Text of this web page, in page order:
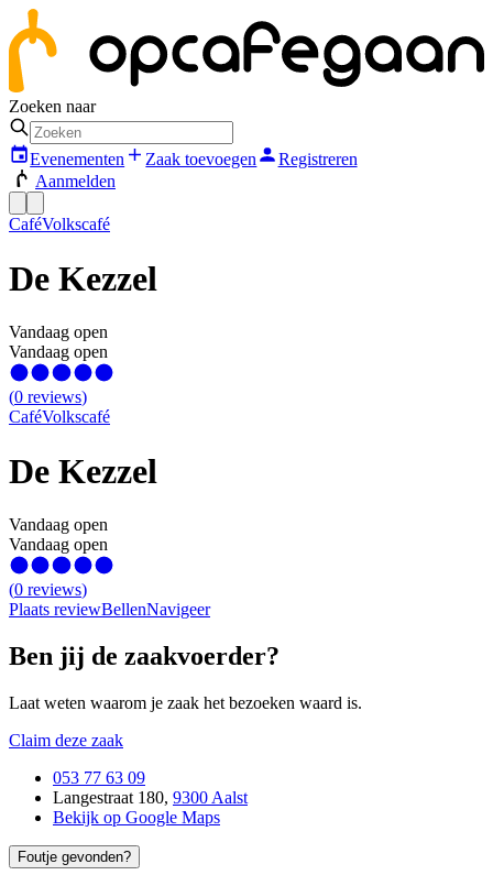
Zoeken naar
Evenementen Zaak toevoegen
Registreren
Aanmelden
CaféVolkscafé
De Kezzel
Vandaag open
Vandaag open
(0 reviews)
CaféVolkscafé
De Kezzel
Vandaag open
Vandaag open
(0 reviews)
Plaats reviewBellenNavigeer
Ben jij de zaakvoerder?
Laat weten waarom je zaak het bezoeken waard is.
Claim deze zaak
053 77 63 09
Langestraat 180, 9300 Aalst
Bekijk op Google Maps
Foutje gevonden?